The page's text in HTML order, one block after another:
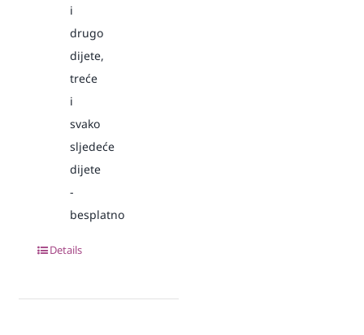
i
drugo
dijete,
treće
i
svako
sljedeće
dijete
-
besplatno
Details